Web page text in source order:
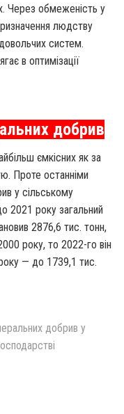
Через обмеженість у
людству
систем.
в оптимізації
добрив
ємкісних як за
Проте останніми
у сільському
2021 року загальний
2876,6 тис. тонн,
року, то 2022-го він
— до 1739,1 тис.
добрив у